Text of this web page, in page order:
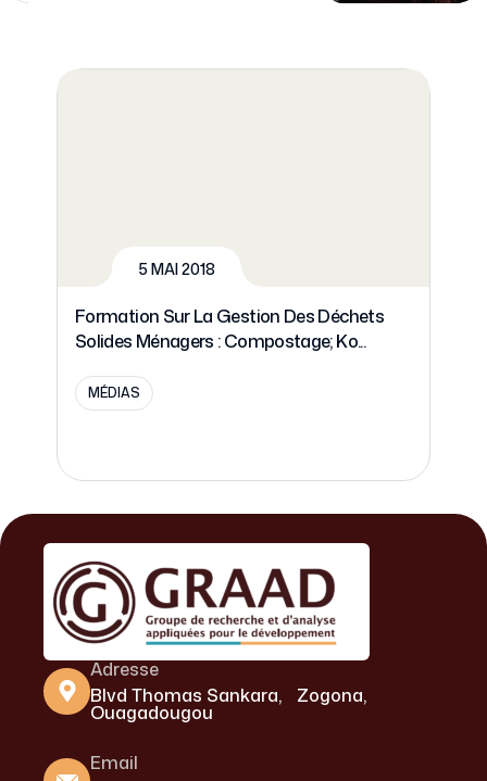
5 MAI 2018
Formation Sur La Gestion Des Déchets
Solides Ménagers : Compostage; Ko...
MÉDIAS
Adresse
Blvd Thomas Sankara, Zogona,
Ouagadougou
Email